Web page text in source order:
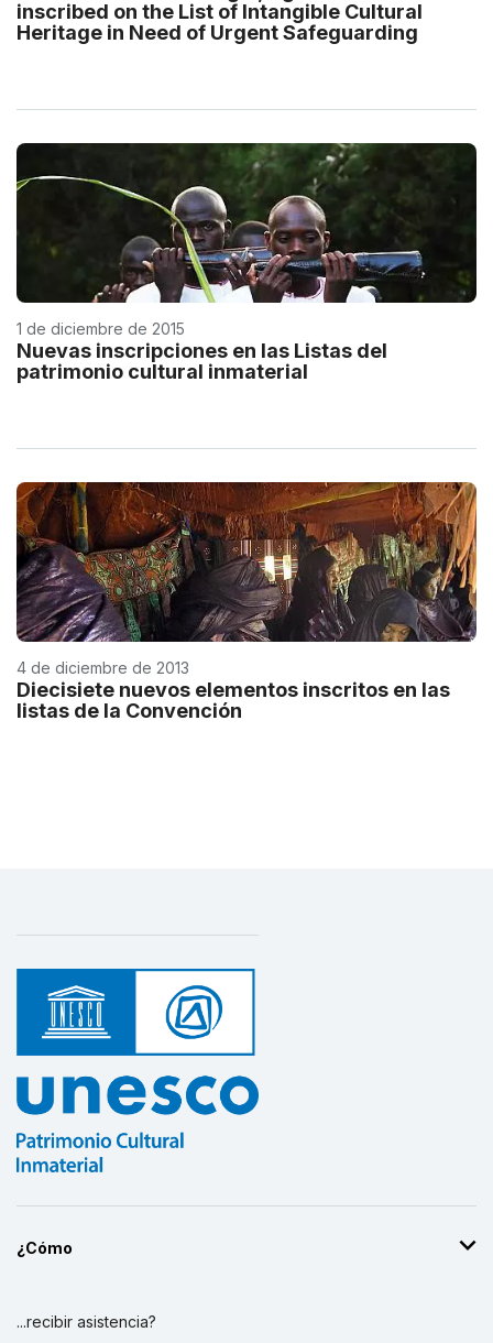
inscribed on the List of Intangible Cultural
Heritage in Need of Urgent Safeguarding
1 de diciembre de 2015
Nuevas inscripciones en las Listas del
patrimonio cultural inmaterial
4 de diciembre de 2013
Diecisiete nuevos elementos inscritos en las
listas de la Convención
¿Cómo
...recibir asistencia?